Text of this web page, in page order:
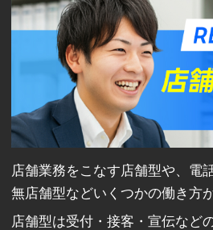
店舗業務をこなす店舗型や、電
無店舗型などいくつかの働き方
店舗型は受付・接客・宣伝など